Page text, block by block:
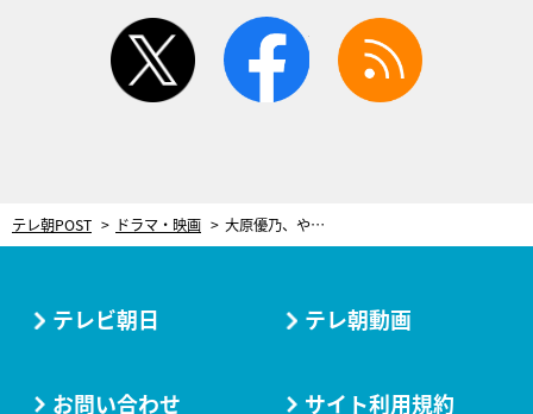
twitter facebook
テレ朝POST ドラマ・映画 大原優乃、やり切った悪女役で新境地「視聴者に嫌いになってもらうくらいに…」＜『僕らが殺した、最愛のキミ』リレーインタビュー＞
テレビ朝日 テレ朝動画
お問い合わせ サイト利用規約